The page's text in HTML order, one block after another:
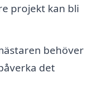
projekt kan bli
behöver
det